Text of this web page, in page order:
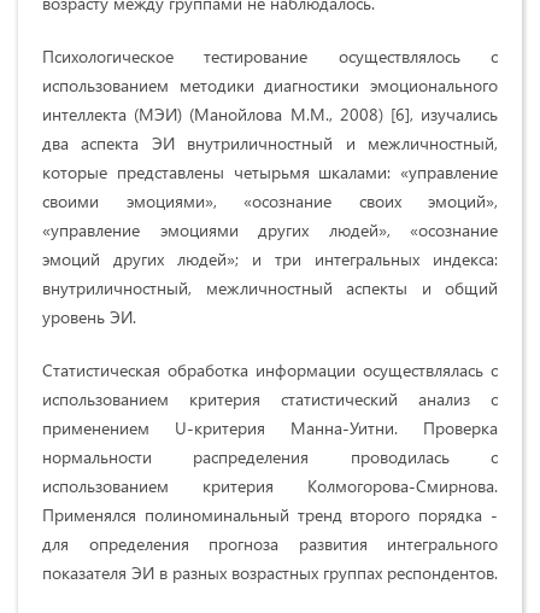
Психологическое тестирование осуществлялось с
использованием методики диагностики эмоционального
интеллекта (МЭИ) (Манойлова М.М., 2008) [6], изучались
два аспекта ЭИ внутриличностный и межличностный,
которые представлены четырьмя шкалами: «управление
своими эмоциями», «осознание своих эмоций»,
«управление эмоциями других людей», «осознание
эмоций других людей»; и три интегральных индекса:
внутриличностный, межличностный аспекты и общий
уровень ЭИ.
Статистическая обработка информации осуществлялась с
использованием критерия статистический анализ с
применением U-критерия Манна-Уитни. Проверка
нормальности распределения проводилась с
использованием критерия Колмогорова-Смирнова.
Применялся полиноминальный тренд второго порядка -
для определения прогноза развития интегрального
показателя ЭИ в разных возрастных группах респондентов.